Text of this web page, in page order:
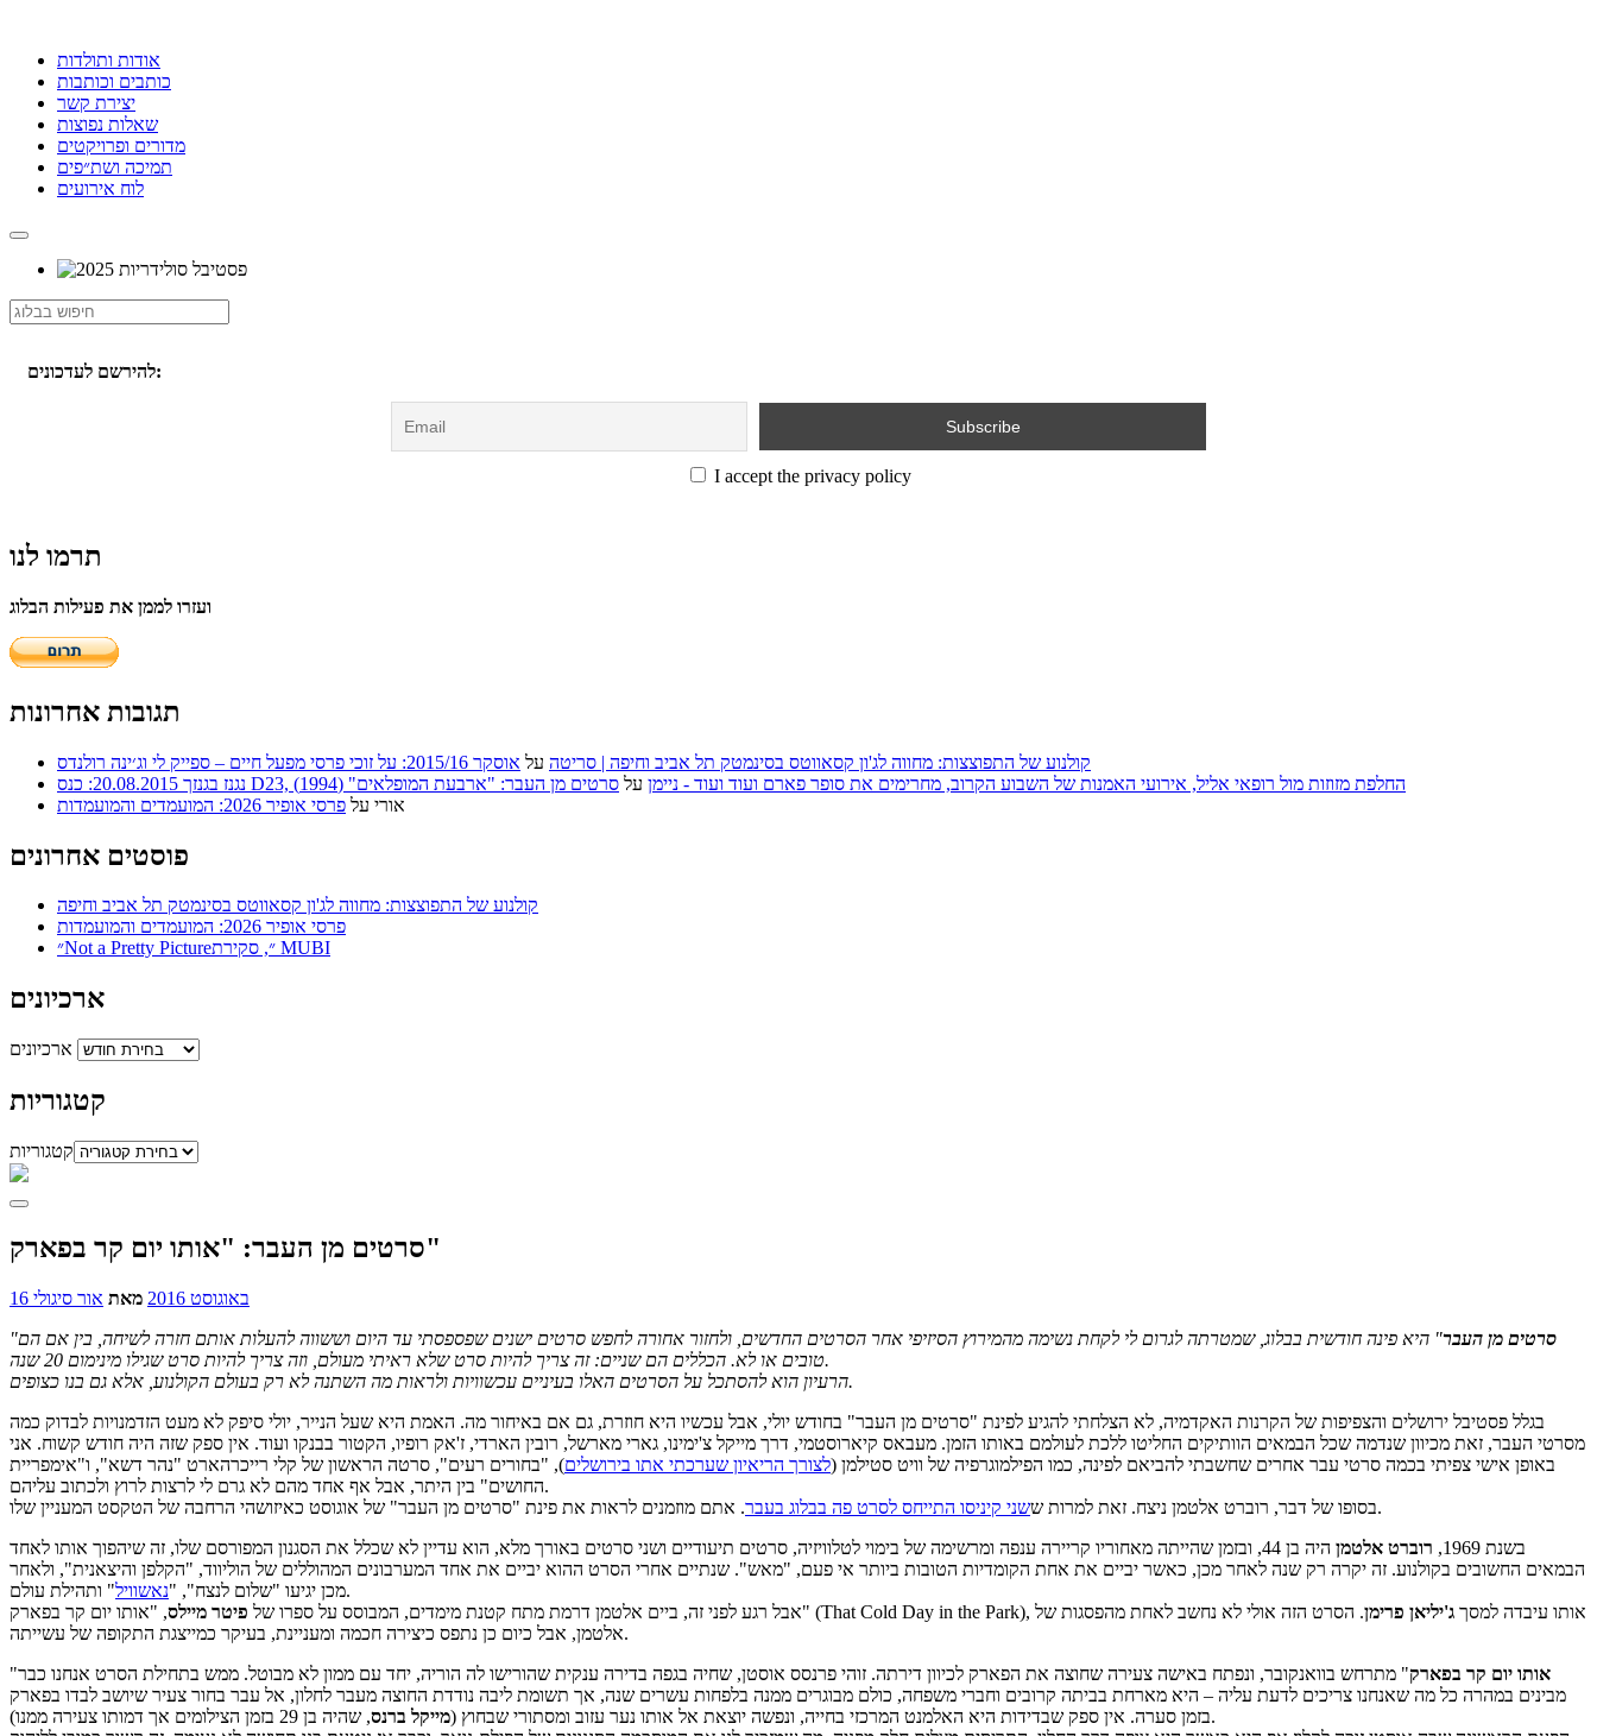
אודות ותולדות
כותבים וכותבות
יצירת קשר
שאלות נפוצות
מדורים ופרויקטים
תמיכה ושת״פים
לוח אירועים
להירשם לעדכונים:
I accept the privacy policy
תרמו לנו
ועזרו לממן את פעילות הבלוג
תגובות אחרונות
קולנוע של התפוצצות: מחווה לג'ון קסאווטס בסינמטק תל אביב וחיפה | סריטה על אוסקר 2015/16: על זוכי פרסי מפעל חיים – ספייק לי וג׳ינה רולנדס
נגנז בגנזך 20.08.2015: כנס D23, החלפת מזוזות מול רופאי אליל, אירועי האמנות של השבוע הקרוב, מחרימים את סופר פארם ועוד ועוד - ניימן על סרטים מן העבר: "ארבעת המופלאים" (1994)
אורי על פרסי אופיר 2026: המועמדים והמועמדות
פוסטים אחרונים
קולנוע של התפוצצות: מחווה לג'ון קסאווטס בסינמטק תל אביב וחיפה
פרסי אופיר 2026: המועמדים והמועמדות
״Not a Pretty Picture״, סקירת MUBI
ארכיונים
ארכיונים
קטגוריות
קטגוריות
סרטים מן העבר: "אותו יום קר בפארק"
16 באוגוסט 2016 מאת אור סיגולי
"
סרטים מן העבר" היא פינה חודשית בבלוג, שמטרתה לגרום לי לקחת נשימה מהמירוץ הסיזיפי אחר הסרטים החדשים, ולחזור אחורה לחפש סרטים ישנים שפספסתי עד היום וששווה להעלות אותם חזרה לשיחה, בין אם הם
טובים או לא. הכללים הם שניים: זה צריך להיות סרט שלא ראיתי מעולם, וזה צריך להיות סרט שגילו מינימום 20 שנה.
הרעיון הוא להסתכל על הסרטים האלו בעיניים עכשוויות ולראות מה השתנה לא רק בעולם הקולנוע, אלא גם בנו כצופים.
בגלל פסטיבל ירושלים והצפיפות של הקרנות האקדמיה, לא הצלחתי להגיע לפינת "סרטים מן העבר" בחודש יולי, אבל עכשיו היא חוזרת, גם אם באיחור מה. האמת היא שעל הנייר, יולי סיפק לא מעט הזדמנויות לבדוק כמה
מסרטי העבר, זאת מכיוון שנדמה שכל הבמאים הוותיקים החליטו ללכת לעולמם באותו הזמן. מעבאס קיארוסטמי, דרך מייקל צ'ימינו, גארי מארשל, רובין הארדי, ז'אק רופיו, הקטור בבנקו ועוד. אין ספק שזה היה חודש קשוח. אני
באופן אישי צפיתי בכמה סרטי עבר אחרים שחשבתי להביאם לפינה, כמו הפילמוגרפיה של וויט סטילמן (לצורך הריאיון שערכתי אתו בירושלים), "בחורים רעים", סרטה הראשון של קלי רייכרהארט "נהר דשא", ו"אימפריית
החושים" בין היתר, אבל אף אחד מהם לא גרם לי לרצות לרוץ ולכתוב עליהם.
בסופו של דבר, רוברט אלטמן ניצח. זאת למרות ששני קיניסו התייחס לסרט פה בבלוג בעבר
. אתם מוזמנים לראות את פינת "סרטים מן העבר" של אוגוסט כאיזושהי הרחבה של הטקסט המעניין שלו.
בשנת 1969,
רוברט אלטמן
היה בן 44, ובזמן שהייתה מאחוריו קריירה ענפה ומרשימה של בימוי לטלוויזיה, סרטים תיעודיים ושני סרטים באורך מלא, הוא עדיין לא שכלל את הסגנון המפורסם שלו, זה שיהפוך אותו לאחד
הבמאים החשובים בקולנוע. זה יקרה רק שנה לאחר מכן, כאשר יביים את אחת הקומדיות הטובות ביותר אי פעם, "מאש". שנתיים אחרי הסרט ההוא יביים את אחד המערבונים המהוללים של הוליווד, "הקלפן והיצאנית", ולאחר
מכן יגיעו "שלום לנצח", "נאשוויל
" ותהילת עולם.
אבל רגע לפני זה, ביים אלטמן דרמת מתח קטנת מימדים, המבוסס על ספרו של פיטר מיילס , "אותו יום קר בפארק" (That Cold Day in the Park), אותו עיבדה למסך ג'יליאן פרימן. הסרט הזה אולי לא נחשב לאחת מהפסגות של
אלטמן, אבל כיום כן נתפס כיצירה חכמה ומעניינת, בעיקר כמייצגת התקופה של עשייתה.
"
אותו יום קר בפארק" מתרחש בוואנקובר, ונפתח באישה צעירה שחוצה את הפארק לכיוון דירתה. זוהי פרנסס אוסטן, שחיה בגפה בדירה ענקית שהורישו לה הוריה, יחד עם ממון לא מבוטל. ממש בתחילת הסרט אנחנו כבר
מבינים במהרה כל מה שאנחנו צריכים לדעת עליה – היא מארחת בביתה קרובים וחברי משפחה, כולם מבוגרים ממנה בלפחות עשרים שנה, אך תשומת ליבה נודדת החוצה מעבר לחלון, אל עבר בחור צעיר שיושב לבדו בפארק
בזמן סערה. אין ספק שבדידות היא האלמנט המרכזי בחייה, ונפשה יוצאת אל אותו נער עזוב ומסתורי שבחוץ (מייקל ברנס
, שהיה בן 29 בזמן הצילומים אך דמותו צעירה ממנו).